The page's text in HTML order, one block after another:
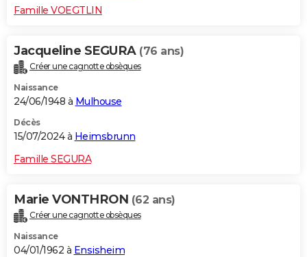
Famille VOEGTLIN
Jacqueline SEGURA (76 ans)
Créer une cagnotte obsèques
Naissance
24/06/1948 à Mulhouse
Décès
15/07/2024 à Heimsbrunn
Famille SEGURA
Marie VONTHRON (62 ans)
Créer une cagnotte obsèques
Naissance
04/01/1962 à Ensisheim